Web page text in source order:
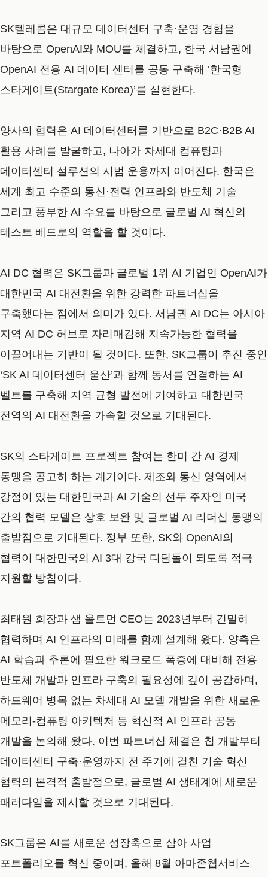
SK텔레콤은 대규모 데이터센터 구축·운영 경험을
바탕으로 OpenAI와 MOU를 체결하고, 한국 서남권에
OpenAI 전용 AI 데이터 센터를 공동 구축해 ‘한국형
스타게이트(Stargate Korea)’를 실현한다.
양사의 협력은 AI 데이터센터를 기반으로 B2C·B2B AI
활용 사례를 발굴하고, 나아가 차세대 컴퓨팅과
데이터센터 설루션의 시범 운용까지 이어진다. 한국은
세계 최고 수준의 통신·전력 인프라와 반도체 기술
그리고 풍부한 AI 수요를 바탕으로 글로벌 AI 혁신의
테스트 베드로의 역할을 할 것이다.
AI DC 협력은 SK그룹과 글로벌 1위 AI 기업인 OpenAI가
대한민국 AI 대전환을 위한 강력한 파트너십을
구축했다는 점에서 의미가 있다. 서남권 AI DC는 아시아
지역 AI DC 허브로 자리매김해 지속가능한 협력을
이끌어내는 기반이 될 것이다. 또한, SK그룹이 추진 중인
‘SK AI 데이터센터 울산’과 함께 동서를 연결하는 AI
벨트를 구축해 지역 균형 발전에 기여하고 대한민국
전역의 AI 대전환을 가속할 것으로 기대된다.
SK의 스타게이트 프로젝트 참여는 한미 간 AI 경제
동맹을 공고히 하는 계기이다. 제조와 통신 영역에서
강점이 있는 대한민국과 AI 기술의 선두 주자인 미국
간의 협력 모델은 상호 보완 및 글로벌 AI 리더십 동맹의
출발점으로 기대된다. 정부 또한, SK와 OpenAI의
협력이 대한민국의 AI 3대 강국 디딤돌이 되도록 적극
지원할 방침이다.
최태원 회장과 샘 올트먼 CEO는 2023년부터 긴밀히
협력하며 AI 인프라의 미래를 함께 설계해 왔다. 양측은
AI 학습과 추론에 필요한 워크로드 폭증에 대비해 전용
반도체 개발과 인프라 구축의 필요성에 깊이 공감하며,
하드웨어 병목 없는 차세대 AI 모델 개발을 위한 새로운
메모리-컴퓨팅 아키텍처 등 혁신적 AI 인프라 공동
개발을 논의해 왔다. 이번 파트너십 체결은 칩 개발부터
데이터센터 구축·운영까지 전 주기에 걸친 기술 혁신
협력의 본격적 출발점으로, 글로벌 AI 생태계에 새로운
패러다임을 제시할 것으로 기대된다.
SK그룹은 AI를 새로운 성장축으로 삼아 사업
포트폴리오를 혁신 중이며, 올해 8월 아마존웹서비스